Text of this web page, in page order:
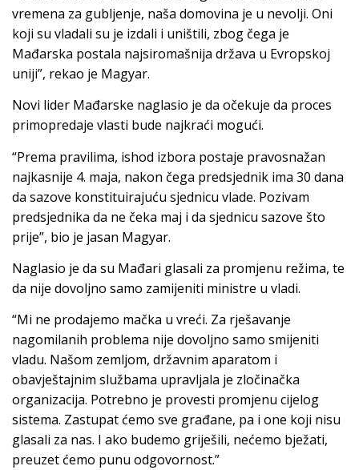
vremena za gubljenje, naša domovina je u nevolji. Oni
koji su vladali su je izdali i uništili, zbog čega je
Mađarska postala najsiromašnija država u Evropskoj
uniji”, rekao je Magyar.
Novi lider Mađarske naglasio je da očekuje da proces
primopredaje vlasti bude najkraći mogući.
“Prema pravilima, ishod izbora postaje pravosnažan
najkasnije 4. maja, nakon čega predsjednik ima 30 dana
da sazove konstituirajuću sjednicu vlade. Pozivam
predsjednika da ne čeka maj i da sjednicu sazove što
prije”, bio je jasan Magyar.
Naglasio je da su Mađari glasali za promjenu režima, te
da nije dovoljno samo zamijeniti ministre u vladi.
“Mi ne prodajemo mačka u vreći. Za rješavanje
nagomilanih problema nije dovoljno samo smijeniti
vladu. Našom zemljom, državnim aparatom i
obavještajnim službama upravljala je zločinačka
organizacija. Potrebno je provesti promjenu cijelog
sistema. Zastupat ćemo sve građane, pa i one koji nisu
glasali za nas. I ako budemo griješili, nećemo bježati,
preuzet ćemo punu odgovornost.”